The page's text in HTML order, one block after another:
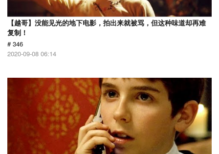
【越哥】没能见光的地下电影，拍出来就被骂，但这种味道却再难
复制！
# 346
2020-09-08 06:14